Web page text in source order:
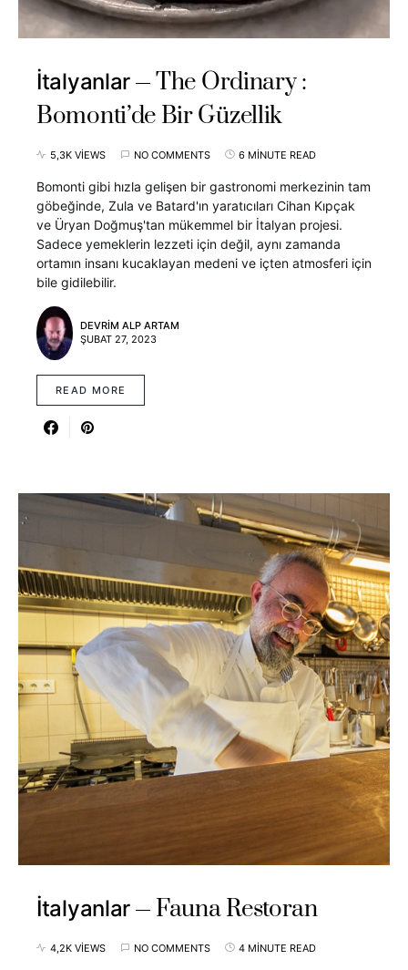
İtalyanlar
The Ordinary :
Bomonti’de Bir Güzellik
5,3K VIEWS NO COMMENTS 6 MINUTE READ
Bomonti gibi hızla gelişen bir gastronomi merkezinin tam
göbeğinde, Zula ve Batard'ın yaratıcıları Cihan Kıpçak
ve Üryan Doğmuş'tan mükemmel bir İtalyan projesi.
Sadece yemeklerin lezzeti için değil, aynı zamanda
ortamın insanı kucaklayan medeni ve içten atmosferi için
bile gidilebilir.
DEVRIM ALP ARTAM
ŞUBAT 27, 2023
READ MORE
İtalyanlar Fauna Restoran
4,2K VIEWS NO COMMENTS 4 MINUTE READ